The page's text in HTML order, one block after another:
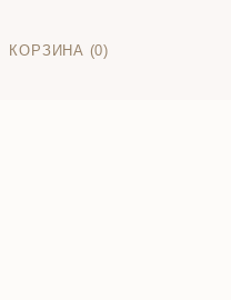
КОРЗИНА (0)